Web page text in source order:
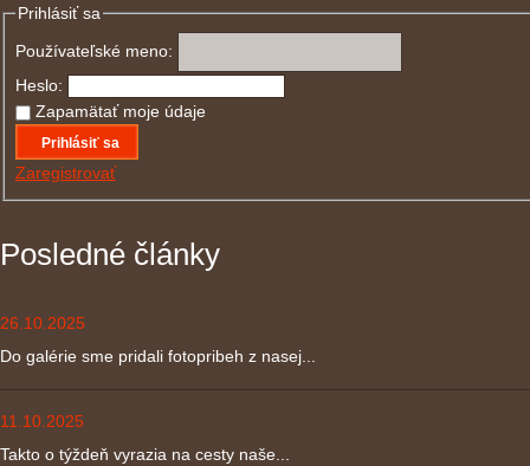
Prihlásiť sa
Používateľské meno:
Heslo:
Zapamätať moje údaje
Prihlásiť sa
Zaregistrovať
Posledné články
26.10.2025
Do galérie sme pridali fotopribeh z nasej...
11.10.2025
Takto o týždeň vyrazia na cesty naše...